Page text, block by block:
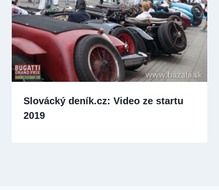
Slovácký deník.cz: Video ze startu
2019